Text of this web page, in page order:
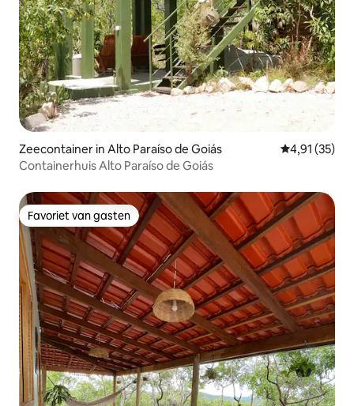
Zeecontainer in Alto Paraíso de Goiás Gemiddelde
4,91 (35)
Containerhuis Alto Paraíso de Goiás
Favoriet van gasten
Favoriet van gasten